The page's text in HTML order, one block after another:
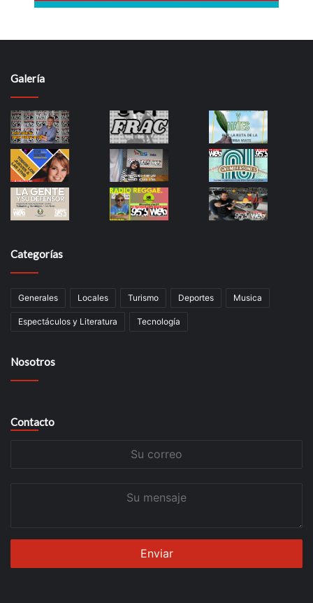
Galería
Categorías
Generales Locales Turismo Deportes Musica
Espectáculos y Literatura Tecnología
Nosotros
Contacto